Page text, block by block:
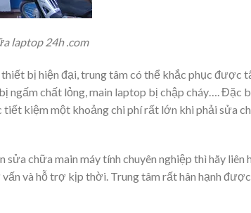
laptop 24h .com
bị hiện đại, trung tâm có thể khắc phục được
ngấm chất lỏng, main laptop bị chập cháy…. Đặc
kiệm một khoảng chi phí rất lớn khi phải sửa
chữa main máy tính chuyên nghiệp thì hãy liên
và hỗ trợ kịp thời. Trung tâm rất hân hạnh được